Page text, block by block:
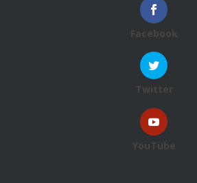
Facebook
Twitter
YouTube